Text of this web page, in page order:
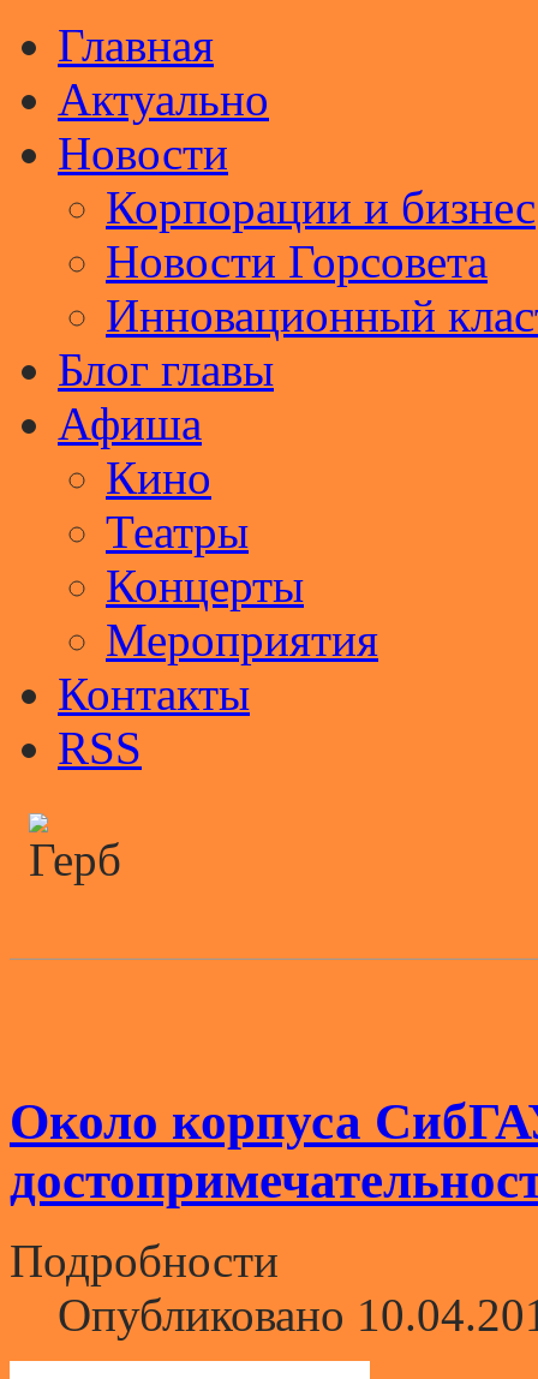
Главная
Актуально
Новости
Корпорации и бизнес
Новости Горсовета
Инновационный
Блог главы
Афиша
Кино
Театры
Концерты
Мероприятия
Контакты
RSS
Около корпуса
Подробности
Опубликовано